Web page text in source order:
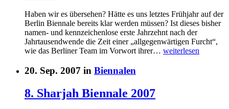
Haben wir es übersehen? Hätte es uns letztes Frühjahr auf der
Berlin Biennale bereits klar werden müssen? Ist dieses bisher
namen- und kennzeichenlose erste Jahrzehnt nach der
Jahrtausendwende die Zeit einer „allgegenwärtigen Furcht“,
wie das Berliner Team im Vorwort ihrer… weiterlesen
20. Sep. 2007 in Biennalen
8. Sharjah Biennale 2007